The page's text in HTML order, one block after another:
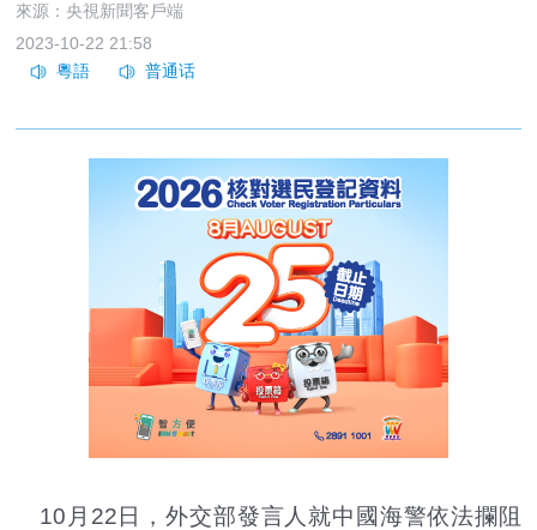
來源：央視新聞客戶端
2023-10-22 21:58
10月22日，外交部發言人就中國海警依法攔阻